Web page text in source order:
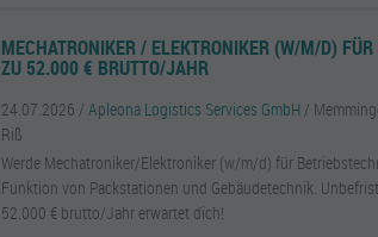
MECHATRONIKER / ELEKTRONIKER (W/M/D)
ZU 52.000 € BRUTTO/JAHR
24.07.2026 /Apleona Logistics Services GmbH /
Riß
Werde Mechatroniker/Elektroniker (w/m/d) für
Funktion von Packstationen und Gebäudetechnik.
52.000 € brutto/Jahr erwartet dich!